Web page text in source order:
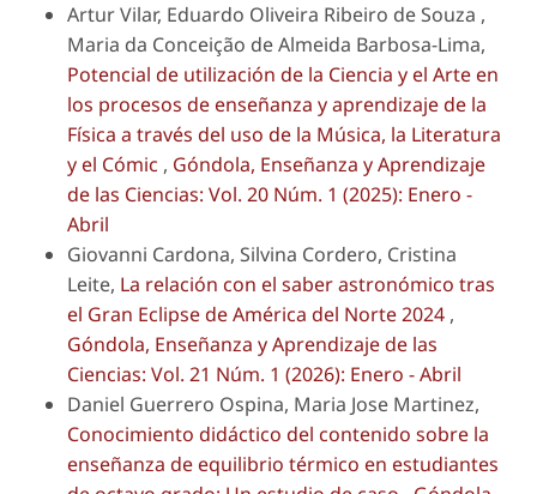
Artur Vilar, Eduardo Oliveira Ribeiro de Souza ,
Maria da Conceição de Almeida Barbosa-Lima,
Potencial de utilización de la Ciencia y el Arte en
los procesos de enseñanza y aprendizaje de la
Física a través del uso de la Música, la Literatura
y el Cómic , Góndola, Enseñanza y Aprendizaje
de las Ciencias: Vol. 20 Núm. 1 (2025): Enero -
Abril
Giovanni Cardona, Silvina Cordero, Cristina
Leite, La relación con el saber astronómico tras
el Gran Eclipse de América del Norte 2024 ,
Góndola, Enseñanza y Aprendizaje de las
Ciencias: Vol. 21 Núm. 1 (2026): Enero - Abril
Daniel Guerrero Ospina, Maria Jose Martinez,
Conocimiento didáctico del contenido sobre la
enseñanza de equilibrio térmico en estudiantes